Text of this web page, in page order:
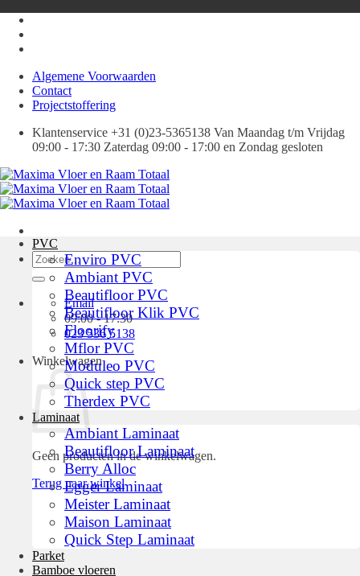
naar
inhoud
Algemene Voorwaarden
Contact
Projectstoffering
Klantenservice +31 (0)23-5365138 Van Maandag t/m Vrijdag
09:00 - 17:30 Zaterdag 09:00 - 17:00 en Zondag gesloten
Zoeken
naar:
Email
09:00 - 17:30
023 536 5138
Winkelwagen
Geen producten in de winkelwagen.
Terug naar winkel
PVC
Enviro PVC
Ambiant PVC
Beautifloor PVC
Beautifloor Klik PVC
Floorify
Mflor PVC
Moduleo PVC
Quick step PVC
Therdex PVC
Laminaat
Ambiant Laminaat
Beautifloor Laminaat
Berry Alloc
Egger Laminaat
Meister Laminaat
Maison Laminaat
Quick Step Laminaat
Parket
Bamboe vloeren